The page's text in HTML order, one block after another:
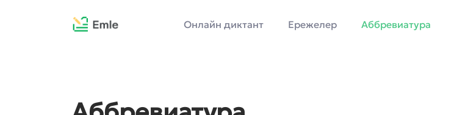
Онлайн диктант Ережелер Аббревиатура